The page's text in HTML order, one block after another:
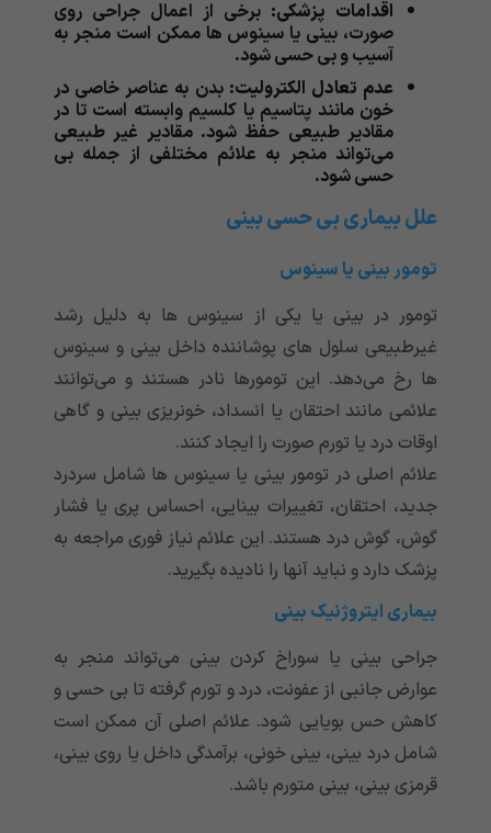
اقدامات پزشکی: برخی از اعمال جراحی روی
صورت، بینی یا سینوس ها ممکن است منجر به
آسیب و بی حسی شود.
عدم تعادل الکترولیت: بدن به عناصر خاصی در
خون مانند پتاسیم یا کلسیم وابسته است تا در
مقادیر طبیعی حفظ شود. مقادیر غیر طبیعی
می‌‌‌‌‌‌‌‌‌‌‌تواند منجر به علائم مختلفی از جمله بی
حسی شود.
علل بیماری بی حسی بینی
تومور بینی یا سینوس
تومور در بینی یا یکی از سینوس ها به دلیل رشد
غیرطبیعی سلول های پوشاننده داخل بینی و سینوس
ها رخ می‌‌‌‌‌‌‌‌‌‌‌دهد. این تومورها نادر هستند و می‌‌‌‌‌‌‌‌‌‌‌توانند
علائمی‌‌‌‌‌‌‌‌‌‌‌ مانند احتقان یا انسداد، خونریزی بینی و گاهی
اوقات درد یا تورم صورت را ایجاد کنند.
علائم اصلی در تومور بینی یا سینوس ها شامل سردرد
جدید، احتقان، تغییرات بینایی، احساس پری یا فشار
گوش، گوش درد هستند. این علائم نیاز فوری مراجعه به
پزشک دارد و نباید آنها را نادیده بگیرید.
بیماری ایتروژنیک بینی
جراحی بینی یا سوراخ کردن بینی می‌‌‌‌‌‌‌‌‌‌‌تواند منجر به
عوارض جانبی از عفونت، درد و تورم گرفته تا بی حسی و
کاهش حس بویایی شود. علائم اصلی آن ممکن است
شامل درد بینی، بینی خونی، برآمدگی داخل یا روی بینی،
قرمزی بینی، بینی متورم باشد.